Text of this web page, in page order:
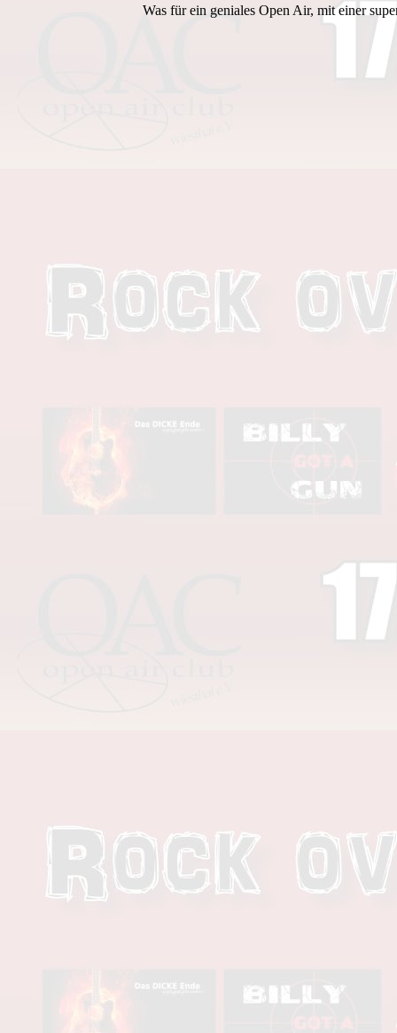
Was für ein geniales Open Air, mit einer